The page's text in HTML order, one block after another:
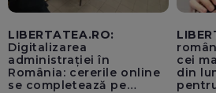
LIBERTATEA.RO:
Digitalizarea
administrației în
România: cererile online
se completează pe
cei
din